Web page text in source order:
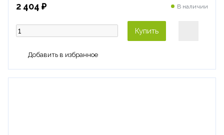
2 404 ₽ В наличии
Купить